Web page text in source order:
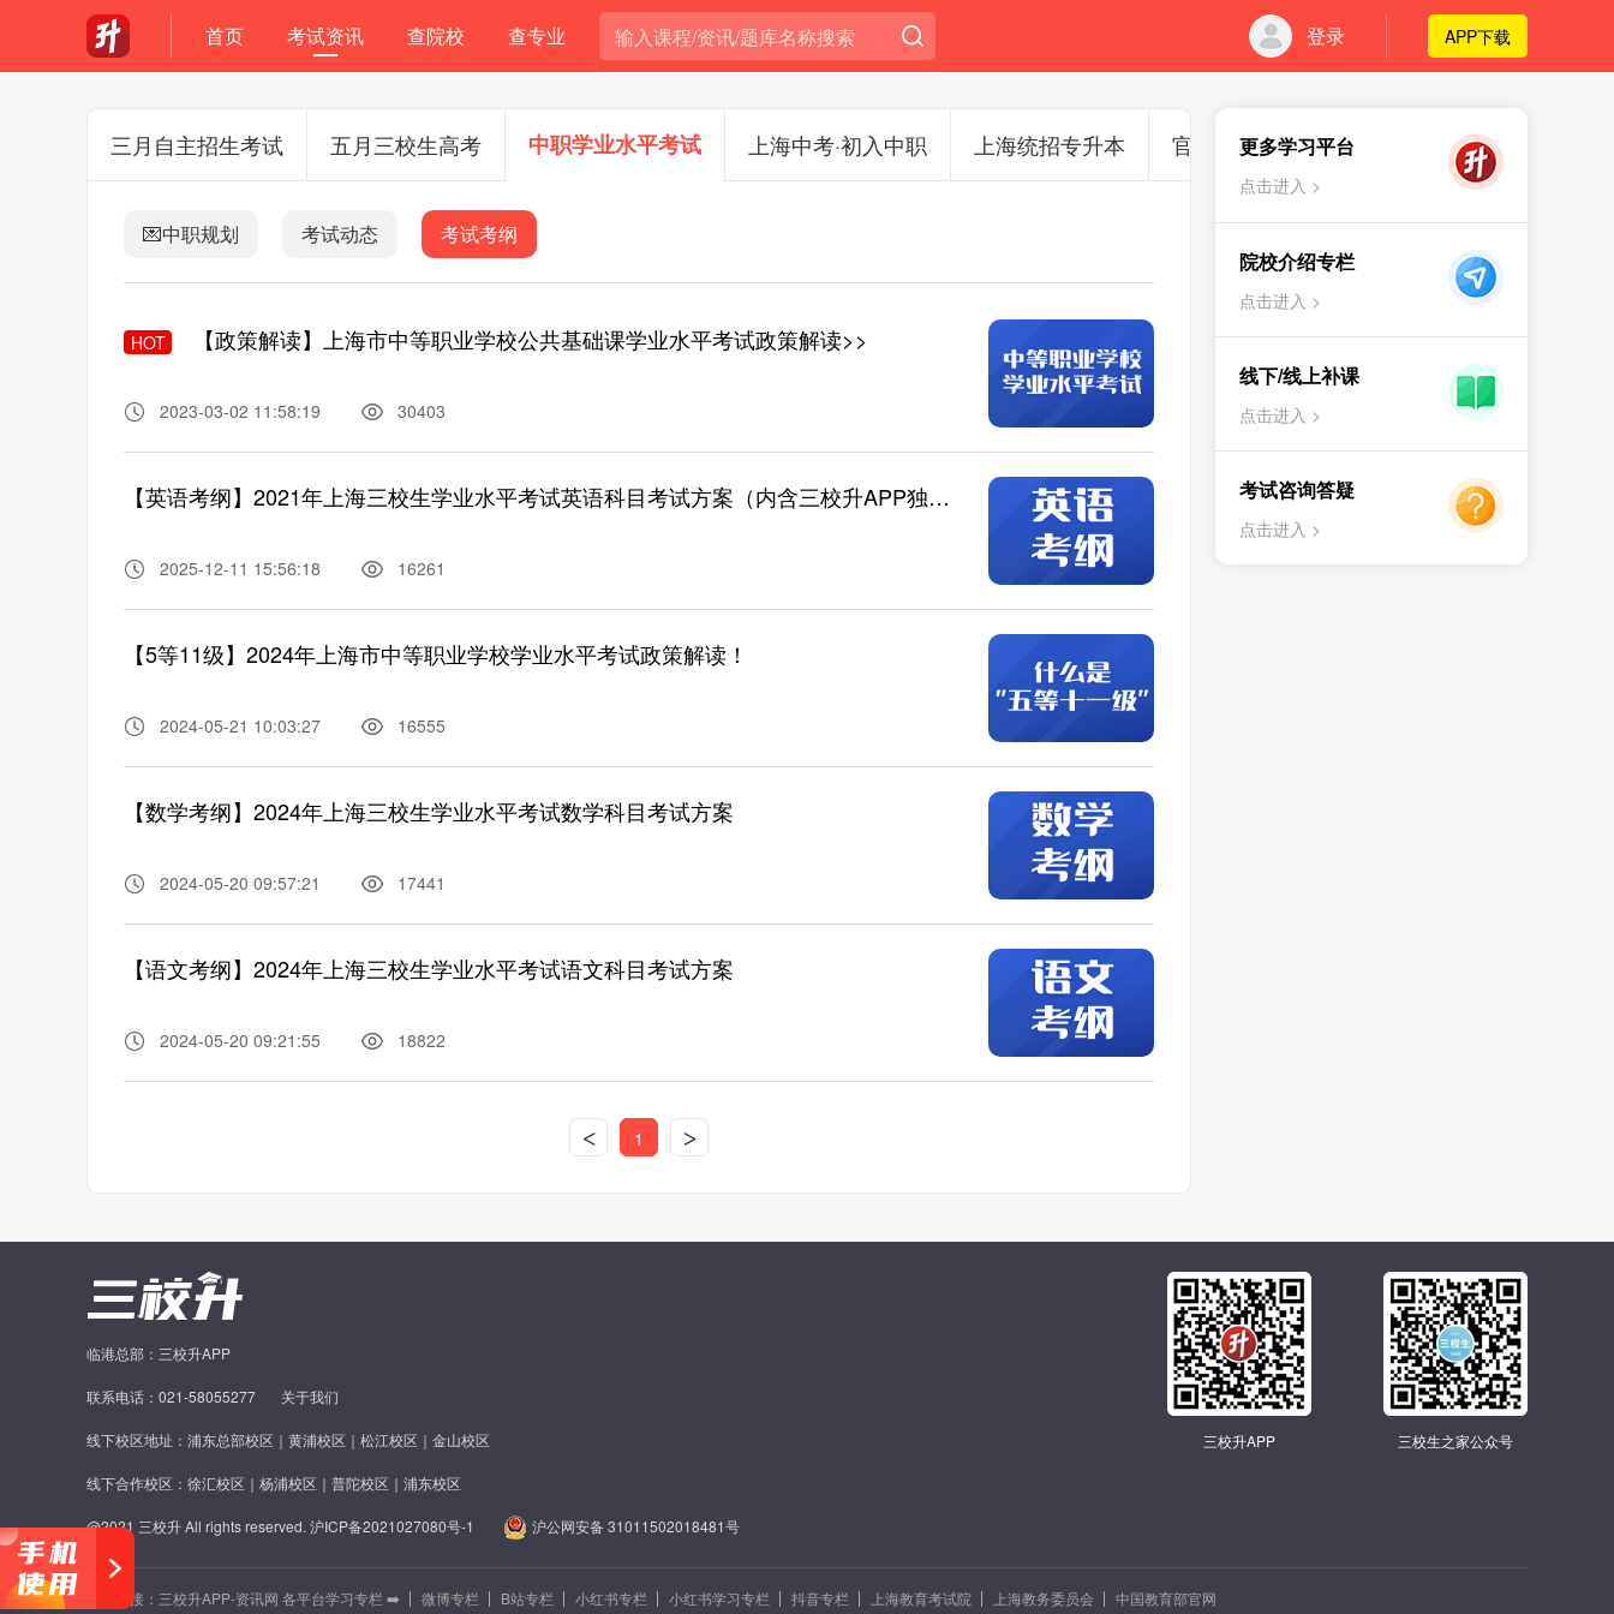
首页 考试资讯 查院校 查专业 登录 APP下载
三月自主招生考试 五月三校生高考 中职学业水平考试 上海中考·初入中职 上海统招专升本 官方通知
💌中职规划 考试动态 考试考纲
HOT 【政策解读】上海市中等职业学校公共基础课学业水平考试政策解读>>
2023-03-02 11:58:19 30403
【英语考纲】2021年上海三校生学业水平考试英语科目考试方案（内含三校升APP独家权威解读）
2025-12-11 15:56:18 16261
【5等11级】2024年上海市中等职业学校学业水平考试政策解读！
2024-05-21 10:03:27 16555
【数学考纲】2024年上海三校生学业水平考试数学科目考试方案
2024-05-20 09:57:21 17441
【语文考纲】2024年上海三校生学业水平考试语文科目考试方案
2024-05-20 09:21:55 18822
< 1 >
更多学习平台
点击进入 >
院校介绍专栏
点击进入 >
线下/线上补课
点击进入 >
考试咨询答疑
点击进入 >
临港总部：三校升APP
联系电话：021-58055277 关于我们
线下校区地址：浦东总部校区｜黄浦校区｜松江校区｜金山校区
线下合作校区：徐汇校区｜杨浦校区｜普陀校区｜浦东校区
@2021 三校升 All rights reserved. 沪ICP备2021027080号-1 沪公网安备 31011502018481号
三校升APP 三校生之家公众号
友情链接： 三校升APP-资讯网 各平台学习专栏 ➡️ 微博专栏 B站专栏 小红书专栏 小红书学习专栏 抖音专栏 上海教育考试院 上海教务委员会 中国教育部官网